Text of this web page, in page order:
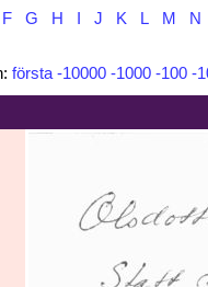
F G H J K L M N
första -10000 -1000 -100 -